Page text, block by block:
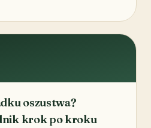
oszustwa?
krok po kroku